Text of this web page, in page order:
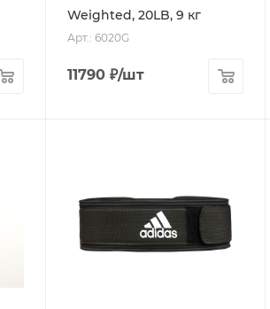
Weighted, 20LB, 9 кг
Арт.: 6020G
11790₽/шт